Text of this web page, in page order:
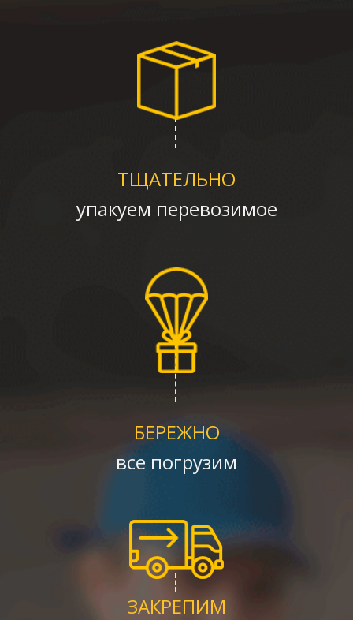
ТЩАТЕЛЬНО
упакуем перевозимое
БЕРЕЖНО
все погрузим
ЗАКРЕПИМ